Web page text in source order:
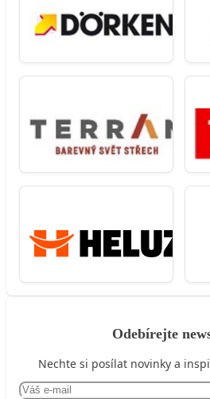
Odebírejte
Nechte si posílat novinky a